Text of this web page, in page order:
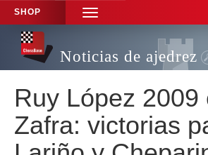
SHOP
TOGGLE
NAVIGATION
Noticias de ajedrez
Ruy López 2009
Zafra: victorias